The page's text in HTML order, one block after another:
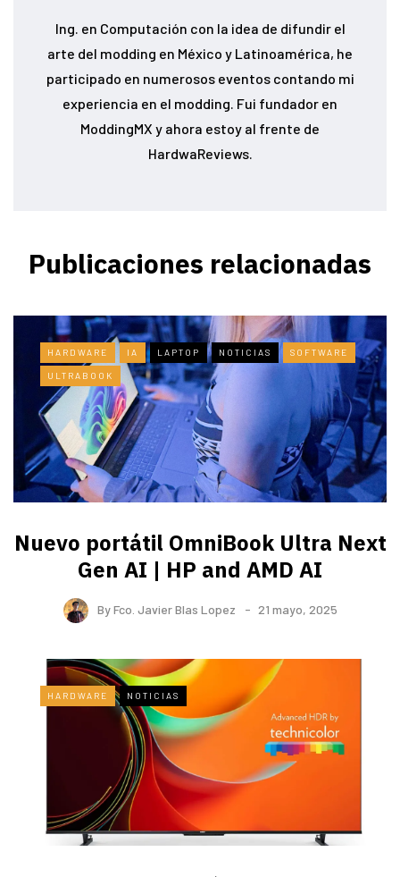
Ing. en Computación con la idea de difundir el
arte del modding en México y Latinoamérica, he
participado en numerosos eventos contando mi
experiencia en el modding. Fui fundador en
ModdingMX y ahora estoy al frente de
HardwaReviews.
Publicaciones relacionadas
HARDWARE IA LAPTOP NOTICIAS SOFTWARE
ULTRABOOK
Nuevo portátil OmniBook Ultra ​Next
Gen AI | HP and AMD AI
ByFco. Javier Blas Lopez 21 mayo, 2025
HARDWARE NOTICIAS